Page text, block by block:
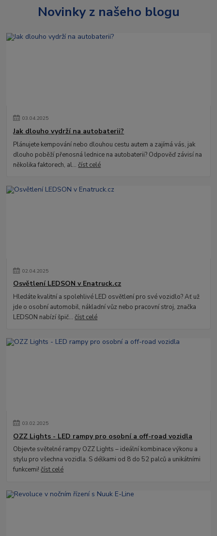
Novinky z našeho blogu
03.04.2025
Jak dlouho vydrží na autobaterii?
Plánujete kempování nebo dlouhou cestu autem a zajímá vás, jak
dlouho poběží přenosná lednice na autobaterii? Odpověď závisí na
několika faktorech, al...číst celé
02.04.2025
Osvětlení LEDSON v Enatruck.cz
Hledáte kvalitní a spolehlivé LED osvětlení pro své vozidlo? Ať už
jde o osobní automobil, nákladní vůz nebo pracovní stroj, značka
LEDSON nabízí špič...číst celé
03.02.2025
OZZ Lights - LED rampy pro osobní a off-road vozidla
Objevte světelné rampy OZZ Lights – ideální kombinace výkonu a
stylu pro všechna vozidla. S délkami od 8 do 52 palců a unikátními
funkcemi!číst celé